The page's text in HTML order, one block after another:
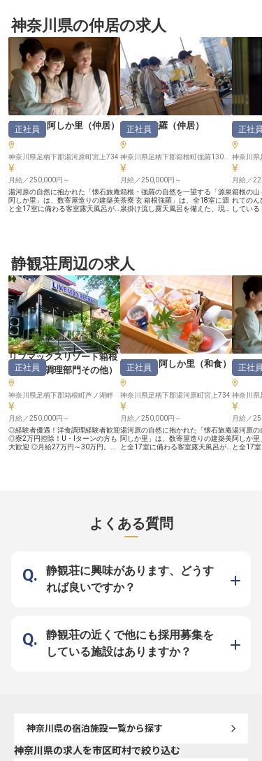
神奈川県の仲居の求人
懐石旅庵 阿しか里 （仲居）
正社員
神奈川県足柄下郡湯河原町宮上734
月給／250,000円～
湯河原の自然に抱かれた「懐石旅庵
阿しか里」は、数寄屋造りの建築美
と全17室に備わる客室露天風呂が
トの先輩が多数活躍しており、いき
なり一人で現場に立たせることはあ
りません。 丁寧なレクチャーに加
え、困った時はインカム等で仲間が
すぐにフォローするため、一人で抱
え込む不安も無用です。 【心と生
活にゆとりを。安心の環境】 ・住
まい： 職場まで徒歩2分、月2万円
で住める築浅の10畳～個室寮を完
備。 ・休日： 完全週休2日制に加え
年2回の4連休もあり、オフも充実
します。 ・収入： 未経験でも月給
25万円以上＋賞与年2回で生活を支
えます。 「仲間を大事にする」と
いう想いのもと、笑顔あふれる職場
づくりに注力しています。 最高の
環境で、一生モノのおもてなしを身
につけていきましょう。
玄 箱根強羅 （仲居）
正社員
月給／250,000円～
箱根・強羅の自然を一望する「源泉
茶寮 玄 箱根強羅」は、全18室に源
泉掛け流し露天風呂を備えた、現代
不安は不要です。平均年齢37歳、
若手が中心の当館では「仲間を大事
にする」文化が根付いており、イン
カム等で常にフォローし合える体制
です。全18室の落ち着いた環境
で、一つひとつの所作を先輩が隣で
丁寧にお教えするため、未経験の方
も安心して一歩ずつ成長できます。
【生活の安定が、良いおもてなしの
土台です】 ・住まい：職場まで徒
歩2分。月2万円で住める築浅の綺
麗な個室寮（エアコン・温水洗浄便
座完備）をご用意しています。 ・
オフ： 完全週休2日制＋年2回の4連
休もあり、自分時間を大切にできま
す。 ・収入： 月給25万円〜30万円
＋賞与年2回で、自立した生活を支
えます。 笑顔あふれる環境で、一
生モノの接客スキルを身につけませ
んか。
温泉旅
正社員
神奈川県
月給／
箱根の山
れてのん
してい
で、自然
できま
月26日
静観荘周辺の求人
リブマックスリゾート箱根
芦ノ湖（ 調理部門その他）
正社員
神奈川県足柄下郡箱根町芦ノ湖畔
月給／250,000円～
◎経験者優遇！洋食調理経験者歓迎
◎寮2万円控除！U・Iターンの方も
大歓迎 ◎月給27万円～30万円。経
雰囲気の中、ご宿泊のお客様にご提
供する本格洋食料理を担うポジショ
は、ご経験に応じてポジション・待
遇を柔軟にご相談可能です。 ■安定
企業ならでは！働きやすさを追求し
たサポート体制 1998年に不動産仲
をご用意しています。社員寮は2万
円控除（水道・光熱費のみ自己負
担）！過度な残業を抑制する体制も
力を入れているため、心にゆとりを
懐石旅庵 阿しか里 （和食）
正社員
神奈川県足柄下郡湯河原町宮上734
月給／250,000円～
湯河原の自然に抱かれた「懐石旅庵
阿しか里」は、数寄屋造りの建築美
と全17室に備わる客室露天風呂が
数を事前に把握でき、一品ずつじっ
くり向き合える環境です。困った時
は温かな先輩がすぐにフォローする
料理をつくる土台です】 ■住まい：
職場まで徒歩2分、月2万円で住め
る築浅の10畳〜個室寮を完備。 ■休
日： 完全週休2日制に加え年2回の4
もと、笑顔あふれる職場づくりに注
力しています。 最高級の環境で、
一生モノの料理技術を身につけまし
ょう！
懐石旅
正社員
神奈川県
月給／
湯河原の
阿しか里
と全17
年2回の
につけて
よくある質問
静観荘に興味があります、どうす
れば良いですか？
静観荘の近くで他にも採用募集を
している施設はありますか？
神奈川県の宿泊施設一覧から探す
神奈川県の求人を市区町村で絞り込む